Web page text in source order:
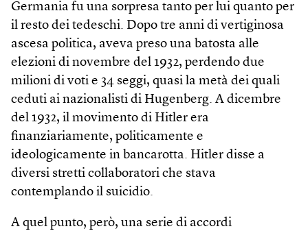
Germania fu una sorpresa tanto per lui quanto per
il resto dei tedeschi. Dopo tre anni di vertiginosa
ascesa politica, aveva preso una batosta alle
elezioni di novembre del 1932, perdendo due
milioni di voti e 34 seggi, quasi la metà dei quali
ceduti ai nazionalisti di Hugenberg. A dicembre
del 1932, il movimento di Hitler era
finanziariamente, politicamente e
ideologicamente in bancarotta. Hitler disse a
diversi stretti collaboratori che stava
contemplando il suicidio.
A quel punto, però, una serie di accordi